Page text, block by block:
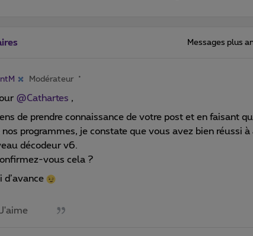
Messages plus
Modérateur
@Cathartes ,
de prendre connaissance de votre post et en faisant
nos programmes, je constate que vous avez bien réussi
décodeur v6.
vous cela ?
d’avance
J'aime